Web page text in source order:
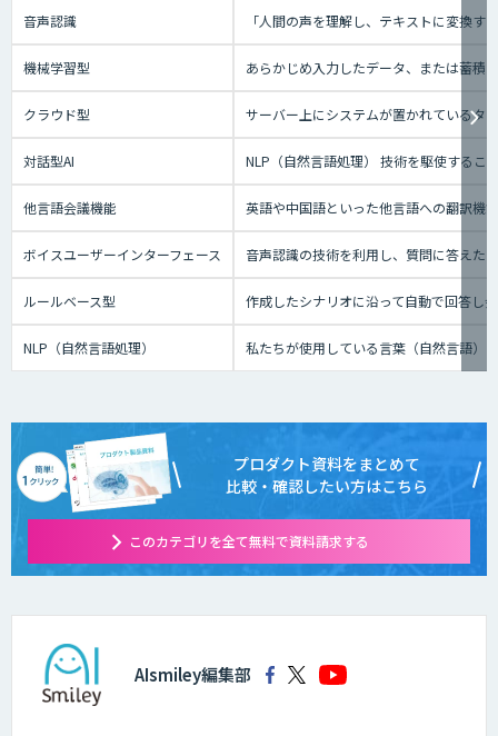
音声認識 「人間の声を理解し、テキストに変換
機械学習型 あらかじめ入力したデータ、または蓄積
クラウド型 サーバー上にシステムが置かれているタ
対話型AI NLP（自然言語処理） 技術を駆使するこ
他言語会議機能 英語や中国語といった他言語への翻訳機
ボイスユーザーインターフェース 音声認識の技術を利用し、質問に答えた
ルールベース型 作成したシナリオに沿って自動で回答し
NLP（自然言語処理） 私たちが使用している言葉（自然言語）
プロダクト資料をまとめて
比較・確認したい方はこちら
このカテゴリを全て無料で資料請求する
AIsmiley編集部